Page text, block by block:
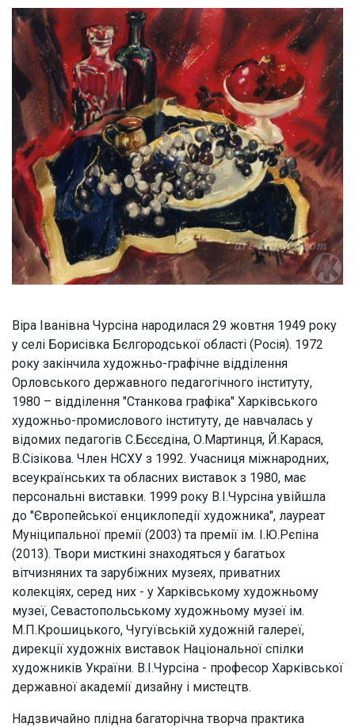
Аудіогід
Лекторії та клуби
Дитячі програми
Інклюзія в музеї
Інші послуги
Правила поведінки в музеї
ВИСТАВКИ
Постійні експозиції
Тимчасові виставки
Віра Іванівна Чурсіна народилася 29 жовтня 1949 року
у селі Борисівка Бєлгородської області (Росія). 1972
року закінчила художньо-графічне відділення
Орловського державного педагогічного інституту,
1980 – відділення "Станкова графіка" Харківського
художньо-промислового інституту, де навчалась у
відомих педагогів С.Бєсєдіна, О.Мартинця, Й.Карася,
В.Сізікова. Член НСХУ з 1992. Учасниця міжнародних,
всеукраїнських та обласних виставок з 1980, має
персональні виставки. 1999 року В.І.Чурсіна увійшла
до "Європейської енциклопедії художника", лауреат
Муніципальної премії (2003) та премії ім. І.Ю.Рєпіна
(2013). Твори мисткині знаходяться у багатьох
вітчизняних та зарубіжних музеях, приватних
колекціях, серед них - у Харківському художньому
музеї, Севастопольському художньому музеї ім.
М.П.Крошицького, Чугуївській художній галереї,
дирекції художніх виставок Національної спілки
художників України. В.І.Чурсіна - професор Харківської
державної академії дизайну і мистецтв.
Надзвичайно плідна багаторічна творча практика